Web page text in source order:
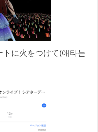
トに火をつけて(애타는